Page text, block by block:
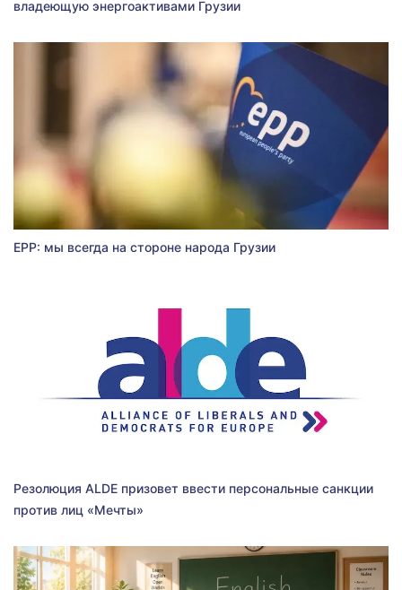
владеющую энергоактивами Грузии
EPP: мы всегда на стороне народа Грузии
Резолюция ALDE призовет ввести персональные санкции
против лиц «Мечты»